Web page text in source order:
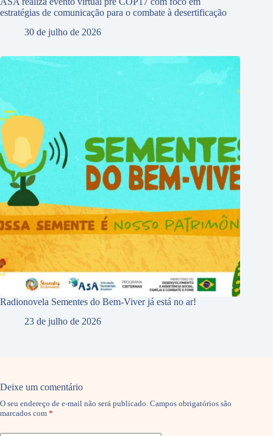
estratégias de comunicação para o combate à desertificação
30 de julho de 2026
Radionovela Sementes do Bem-Viver já está no ar!
23 de julho de 2026
Deixe um comentário
O seu endereço de e-mail não será publicado. Campos obrigatórios são
marcados com *